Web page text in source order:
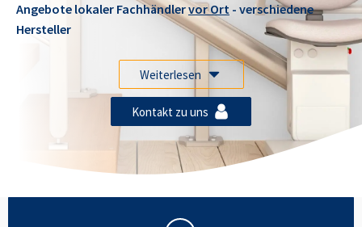
Angebote lokaler Fachhändlervor Ort - verschiedene
Hersteller
Weiterlesen
Kontakt zu uns